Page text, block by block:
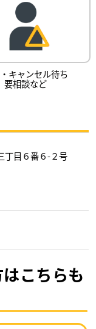
キャンセル待ち
要相談など
丁目６番６-２号
こちらも